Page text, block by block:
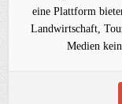
eine Plattform
Landwirtschaft,
Medien